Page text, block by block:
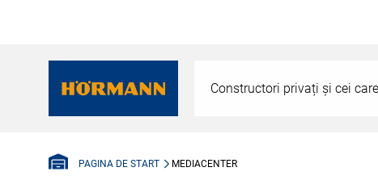
Constructori privați și cei
PAGINA DE START MEDIACENTER